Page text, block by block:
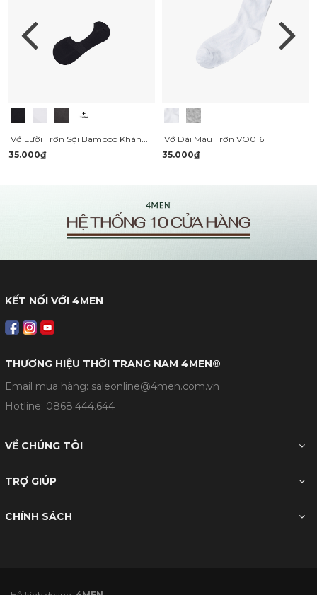
Vớ Lười Trơn Sợi Bamboo Kháng Khuẩn VO132
35.000₫
Vớ Dài Màu Trơn VO016
35.000₫
KẾT NỐI VỚI 4MEN
THƯƠNG HIỆU THỜI TRANG NAM 4MEN®
Email mua hàng: saleonline@4men.com.vn
Hotline: 0868.444.644
VỀ CHÚNG TÔI
TRỢ GIÚP
CHÍNH SÁCH